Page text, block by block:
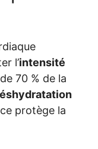
l’intensité
70 % de la
protège la